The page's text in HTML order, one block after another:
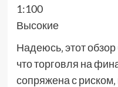
1:100
Высокие
Надеюсь‚ этот
что торговля на
сопряжена с